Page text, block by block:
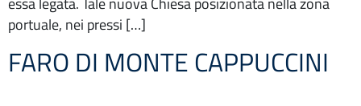
portuale, nei pressi […]
FARO DI MONTE CAPPUCCINI